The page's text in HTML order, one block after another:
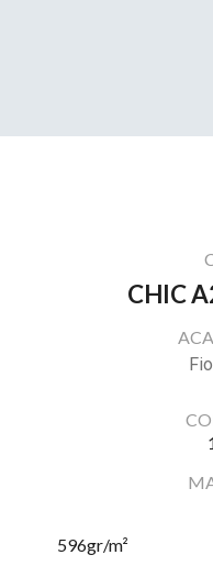
CHIC
596gr/m²